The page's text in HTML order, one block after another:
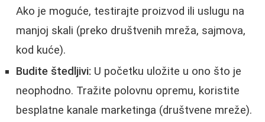
Ako je moguće, testirajte proizvod ili uslugu na
manjoj skali (preko društvenih mreža, sajmova,
kod kuće).
Budite štedljivi: U početku uložite u ono što je
neophodno. Tražite polovnu opremu, koristite
besplatne kanale marketinga (društvene mreže).